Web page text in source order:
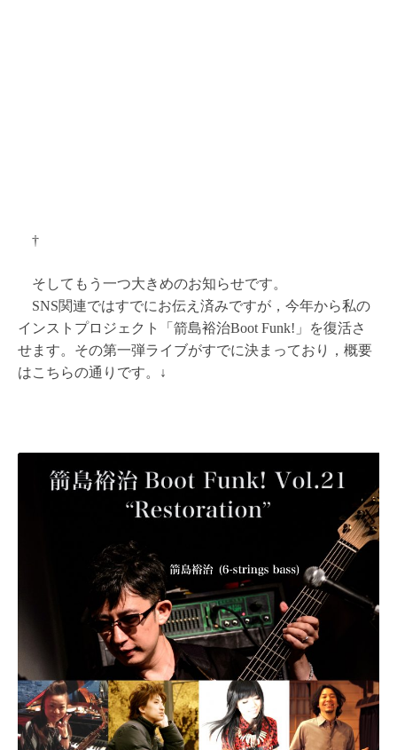
†
そしてもう一つ大きめのお知らせです。
SNS関連ではすでにお伝え済みですが，今年から私の
インストプロジェクト「箭島裕治Boot Funk!」を復活さ
せます。その第一弾ライブがすでに決まっており，概要
はこちらの通りです。↓